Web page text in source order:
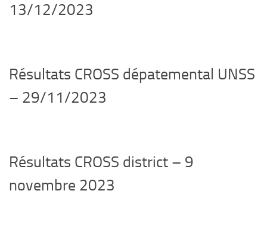
13/12/2023
Résultats CROSS dépatemental UNSS
– 29/11/2023
Résultats CROSS district – 9
novembre 2023